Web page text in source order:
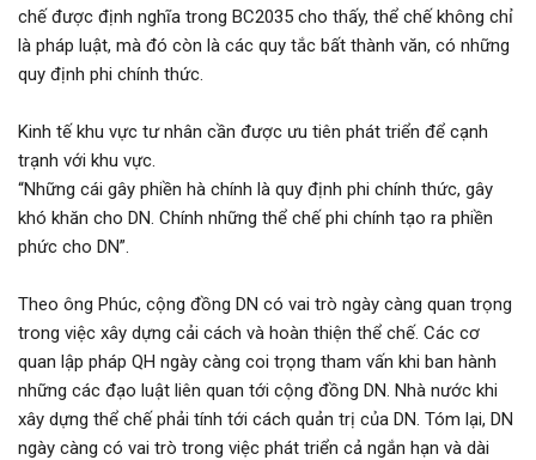
chế được định nghĩa trong BC2035 cho thấy, thể chế không chỉ
là pháp luật, mà đó còn là các quy tắc bất thành văn, có những
quy định phi chính thức.
Kinh tế khu vực tư nhân cần được ưu tiên phát triển để cạnh
trạnh với khu vực.
“Những cái gây phiền hà chính là quy định phi chính thức, gây
khó khăn cho DN. Chính những thể chế phi chính tạo ra phiền
phức cho DN”.
Theo ông Phúc, cộng đồng DN có vai trò ngày càng quan trọng
trong việc xây dựng cải cách và hoàn thiện thể chế. Các cơ
quan lập pháp QH ngày càng coi trọng tham vấn khi ban hành
những các đạo luật liên quan tới cộng đồng DN. Nhà nước khi
xây dựng thể chế phải tính tới cách quản trị của DN. Tóm lại, DN
ngày càng có vai trò trong việc phát triển cả ngắn hạn và dài